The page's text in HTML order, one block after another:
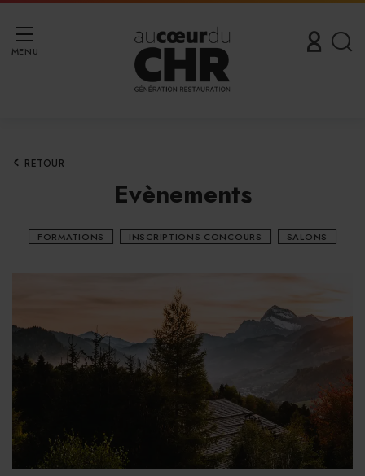
MENU
RETOUR
Evènements
FORMATIONS INSCRIPTIONS CONCOURS SALONS